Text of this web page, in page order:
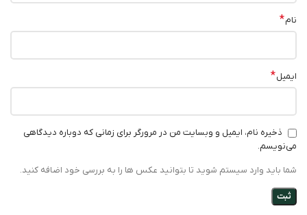
نام*
ایمیل*
ذخیره نام، ایمیل و وبسایت من در مرورگر برای زمانی که دوباره دیدگاهی
می‌نویسم.
شما باید وارد سیستم شوید تا بتوانید عکس ها را به بررسی خود اضافه کنید.